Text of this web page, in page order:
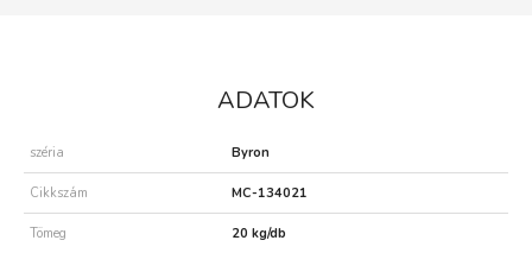
ADATOK
széria Byron
Cikkszám MC-134021
Tömeg 20 kg/db